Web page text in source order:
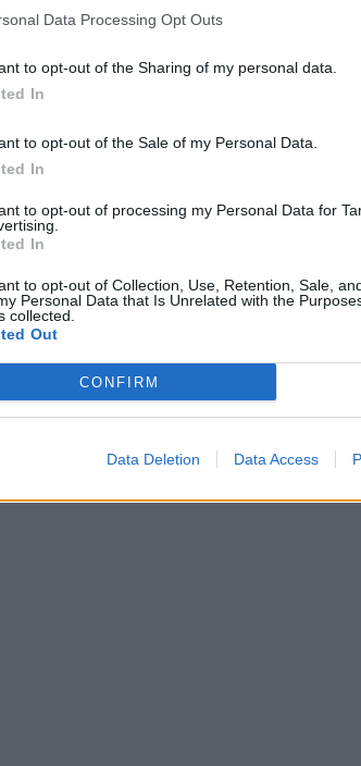
Data Processing Opt Outs
to opt-out of the Sharing of my personal data.
In
to opt-out of the Sale of my Personal Data.
In
to opt-out of processing my Personal Data for
In
to opt-out of Collection, Use, Retention, Sale,
Personal Data that Is Unrelated with the
collected.
Out
CONFIRM
Data Deletion Data Access